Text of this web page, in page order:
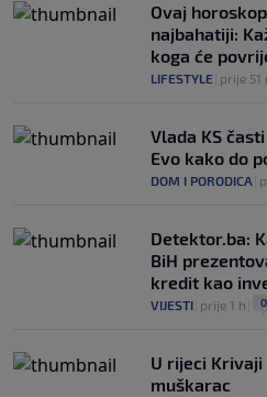
Ovaj
najbahatiji:
koga će
LIFESTYLE prije 51
Vlada KS
Evo kako do
DOM I PORODICA
Detektor.ba:
BiH
kredit kao
VIJESTI prije 1 h 0
U rijeci Krivaji
muškarac